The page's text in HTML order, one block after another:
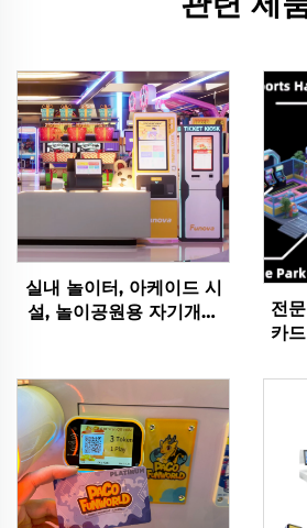
실내 놀이터, 아케이드 시
설, 놀이공원용 자기개발
전
카